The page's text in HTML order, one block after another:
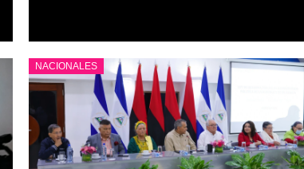
NACIONALES